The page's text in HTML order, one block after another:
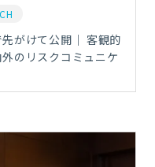
がけて公開｜ 客観的
のリスクコミュニケ